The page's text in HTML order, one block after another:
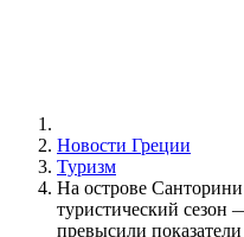
Новости Греции
Туризм
На острове
туристический сезон
превысили